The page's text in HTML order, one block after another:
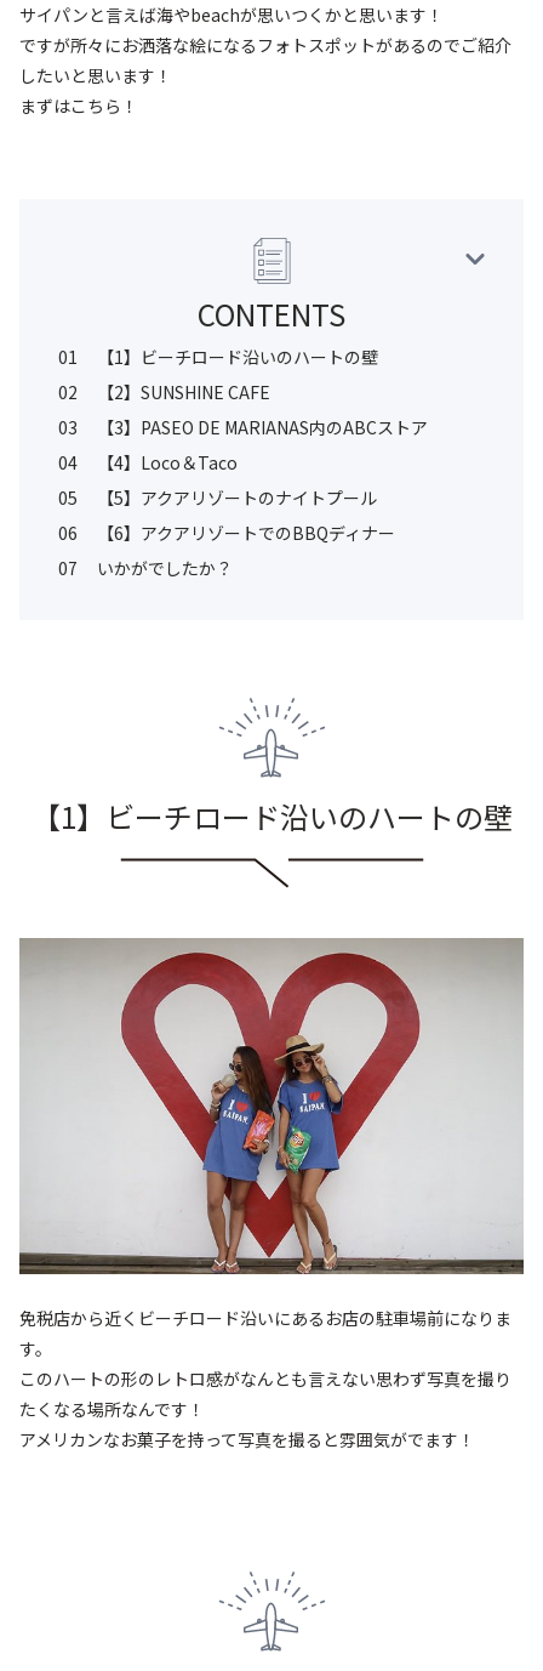
サイパンと言えば海やbeachが思いつくかと思います！
ですが所々にお洒落な絵になるフォトスポットがあるのでご紹介
したいと思います！
まずはこちら！
CONTENTS
01
【1】ビーチロード沿いのハートの壁
02
【2】SUNSHINE CAFE
03
【3】PASEO DE MARIANAS内のABCストア
04
【4】Loco＆Taco
05
【5】アクアリゾートのナイトプール
06
【6】アクアリゾートでのBBQディナー
07
いかがでしたか？
【1】ビーチロード沿いのハートの壁
免税店から近くビーチロード沿いにあるお店の駐車場前になりま
す。
このハートの形のレトロ感がなんとも言えない思わず写真を撮り
たくなる場所なんです！
アメリカンなお菓子を持って写真を撮ると雰囲気がでます！